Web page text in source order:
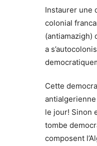
Instaurer une
colonial
(antiamazigh)
a
Cette
le jour! Sinon
tombe
composent